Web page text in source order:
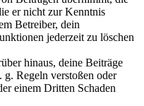
er nicht zur Kenntnis
Betreiber, dein
jederzeit zu löschen
hinaus, deine Beiträge
g. Regeln verstoßen oder
einem Dritten Schaden